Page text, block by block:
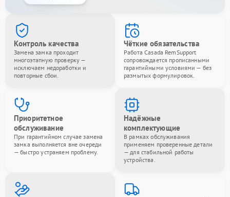
Контроль качества
Замена замка проходит
многоэтапную проверку —
исключаем недоработки и
повторные сбои.
Чёткие обязательства
Работа Casada RemSupport
сопровождается прописанными
гарантийными условиями — без
размытых формулировок.
Приоритетное
обслуживание
При гарантийном случае замена
замка выполняется вне очереди
— быстро устраняем проблему.
Надёжные
комплектующие
В рамках обслуживания
применяем проверенные детали
— для стабильной работы
устройства.